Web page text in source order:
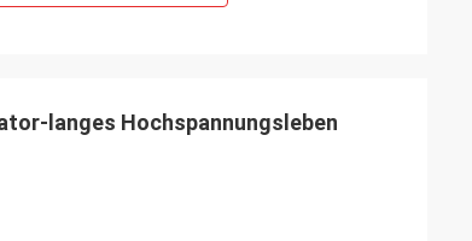
langes Hochspannungsleben